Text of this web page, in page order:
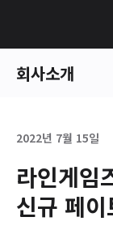
회사소개
2022년 7월 15일
라인게임
신규 페